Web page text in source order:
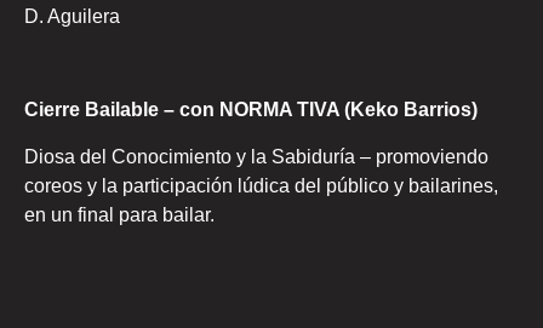
D. Aguilera
Cierre Bailable – con NORMA TIVA (Keko Barrios)
Diosa del Conocimiento y la Sabiduría – promoviendo
coreos y la participación lúdica del público y bailarines,
en un final para bailar.